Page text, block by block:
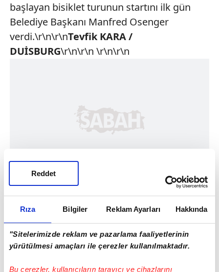
Rıza Bilgiler Reklam Ayarları Hakkında
"Sitelerimizde reklam ve pazarlama faaliyetlerinin
yürütülmesi amaçları ile çerezler kullanılmaktadır.
Bu çerezler, kullanıcıların tarayıcı ve cihazlarını
Reddet
başlayan bisiklet turunun startını ilk gün
Belediye Başkanı Manfred Osenger
verdi.\r\n\r\nTevfik KARA /
DUİSBURG\r\n\r\n \r\n\r\n